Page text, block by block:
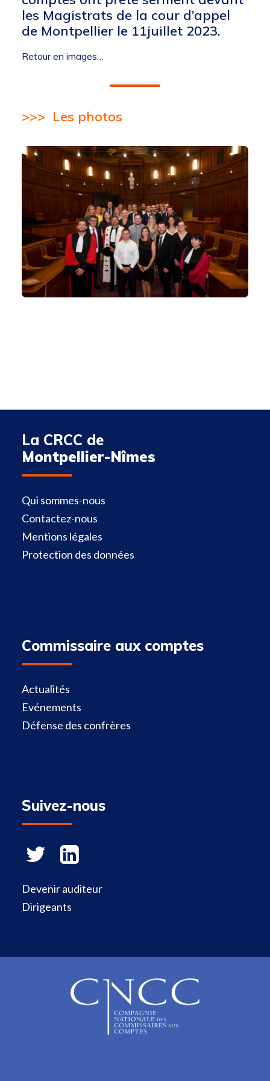
les Magistrats de la cour d’appel
de Montpellier le 11juillet 2023.
Retour en images…
>>> Les photos
La CRCC de
Montpellier-Nîmes
Qui sommes-nous
Contactez-nous
Mentions légales
Protection des données
Commissaire aux comptes
Actualités
Evénements
Défense des confrères
Suivez-nous
Devenir auditeur
Dirigeants